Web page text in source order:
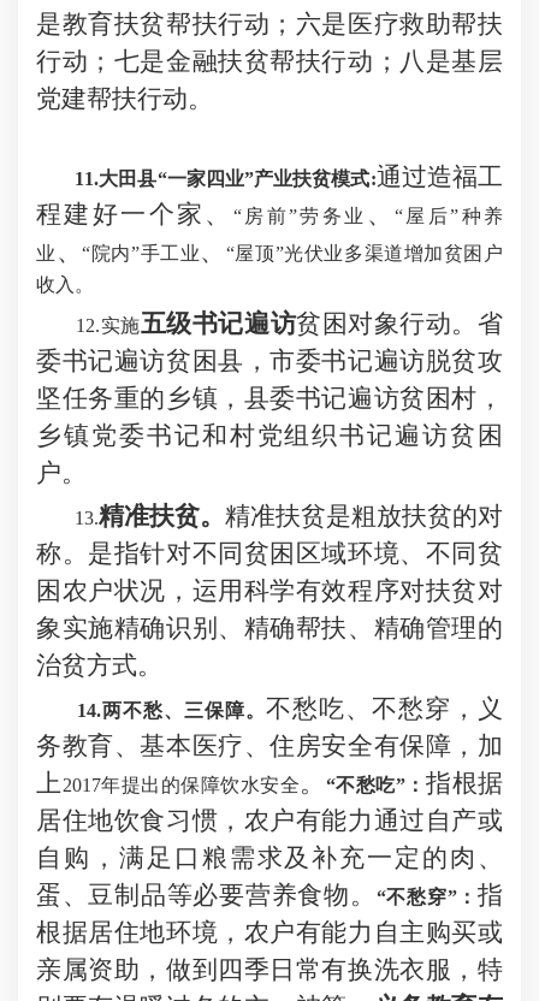
是教育扶贫帮扶行动；六是医疗救助帮扶
行动；七是金融扶贫帮扶行动；八是基层
党建帮扶行动。
11.大田县“一家四业”产业扶贫模式:通过造福工
程建好一个家、 “房前”劳务业 、“屋后”种养
业 、“院内”手工业、
“屋顶”光伏业多渠道增加贫困户
收入。
12.实施五级书记遍访贫困对象行动。省
委书记遍访贫困县，市委书记遍访脱贫攻
坚任务重的乡镇，县委书记遍访贫困村，
乡镇党委书记和村党组织书记遍访贫困
户。
13.精准扶贫。 精准扶贫是粗放扶贫的对
称。是指针对不同贫困区域环境、不同贫
困农户状况，运用科学有效程序对扶贫对
象实施精确识别、精确帮扶、精确管理的
治贫方式。
14.两不愁、三保障。 不愁吃、不愁穿，义
务教育、基本医疗、住房安全有保障， 加
上2017年提出的保障饮水安全。 “不愁吃”： 指根据
居住地饮食习惯，农户有能力通过自产或
自购，满足口粮需求及补充一定的肉、
蛋、豆制品等必要营养食物。
“不愁穿”：指
根据居住地环境，农户有能力自主购买或
亲属资助，做到四季日常有换洗衣服，特